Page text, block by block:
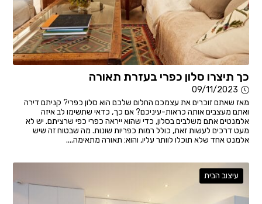
כך תיצרו סלון כפרי בעזרת תאורה
09/11/2023
מאז שאתם זוכרים את עצמכם החלום שלכם הוא סלון כפרי? קניתם דירה
ואתם מעצבים אותה כראות-עיניכם? אם כך, כדאי שתשימו לב איזה
אלמנטים אתם משלבים בסלון, כדי שהוא ייראה כפרי כפי שרציתם. יש לא
מעט דרכים לעשות זאת, כולל רמות כפריות שונות. מה שבטוח זה שיש
אלמנט אחד שלא תוכלו לוותר עליו, והוא: תאורה מתאימה....
עיצוב הבית